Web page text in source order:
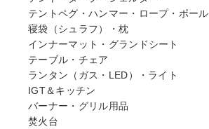
テントペグ・ハンマー・ロープ・ポール
寝袋（シュラフ）・枕
インナーマット・グランドシート
テーブル・チェア
ランタン（ガス・LED）・ライト
IGT＆キッチン
バーナー・グリル用品
焚火台